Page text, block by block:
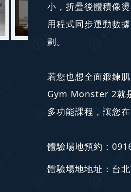
小，折疊後體積像
用程式同步運動數
劃。
若您也想全面鍛鍊
Gym Monster 2就
多功能課程，讓您
體驗場地預約：
體驗場地地址：台